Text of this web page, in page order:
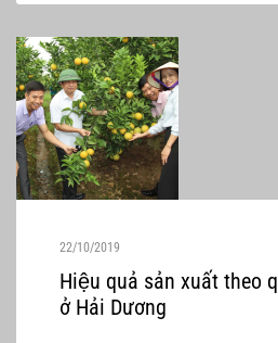
22/10/2019
Hiệu quả sản xuất theo
ở Hải Dương